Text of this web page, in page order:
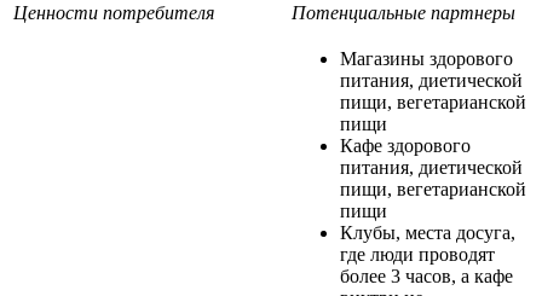
Ценности потребителя Потенциальные партнеры
Магазины здорового
питания, диетической
пищи, вегетарианской
пищи
Кафе здорового
питания, диетической
пищи, вегетарианской
пищи
Клубы, места досуга,
где люди проводят
более 3 часов, а кафе